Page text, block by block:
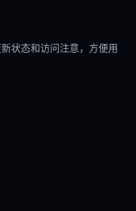
状态和访问注意，方便用